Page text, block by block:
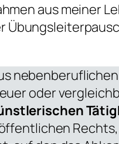
aus meiner
oder